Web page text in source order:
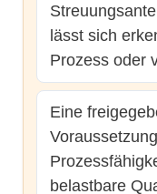
lässt sich
Prozess oder
Eine
belastbare